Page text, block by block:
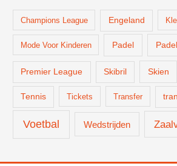
Champions League Engeland
Mode Voor Kinderen Padel
Premier League Skibril Skien
Tennis Tickets Transfer
Voetbal Wedstrijden